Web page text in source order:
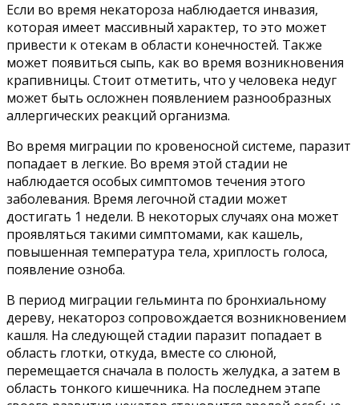
Если во время некатороза наблюдается инвазия,
которая имеет массивный характер, то это может
привести к отекам в области конечностей. Также
может появиться сыпь, как во время возникновения
крапивницы. Стоит отметить, что у человека недуг
может быть осложнен появлением разнообразных
аллергических реакций организма.
Во время миграции по кровеносной системе, паразит
попадает в легкие. Во время этой стадии не
наблюдается особых симптомов течения этого
заболевания. Время легочной стадии может
достигать 1 недели. В некоторых случаях она может
проявляться такими симптомами, как кашель,
повышенная температура тела, хриплость голоса,
появление озноба.
В период миграции гельминта по бронхиальному
дереву, некатороз сопровождается возникновением
кашля. На следующей стадии паразит попадает в
область глотки, откуда, вместе со слюной,
перемещается сначала в полость желудка, а затем в
область тонкого кишечника. На последнем этапе